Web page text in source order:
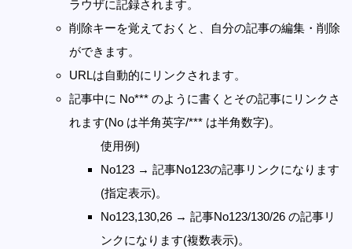
ラウザに記録されます。
削除キーを覚えておくと、自分の記事の編集・削除
ができます。
URLは自動的にリンクされます。
記事中に No*** のように書くとその記事にリンクさ
れます(No は半角英字/*** は半角数字)。
使用例)
No123 → 記事No123の記事リンクになります
(指定表示)。
No123,130,26 → 記事No123/130/26 の記事リ
ンクになります(複数表示)。